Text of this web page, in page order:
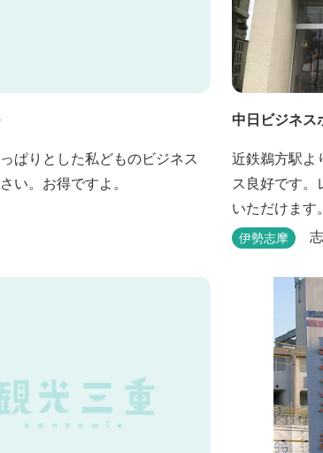
ぱりとした私どものビジネス
い。お得ですよ。
中日ビジネス
近鉄鵜方駅よ
ス良好です。
いただけます。
伊勢志摩